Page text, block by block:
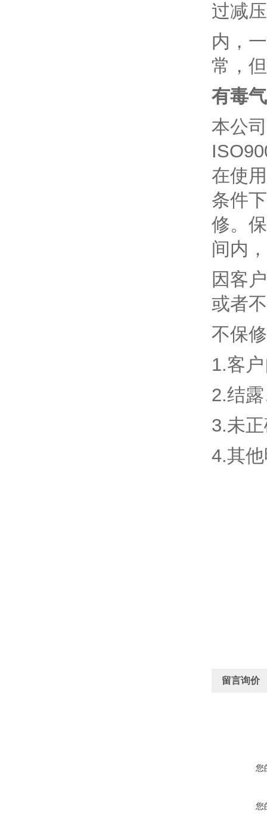
过减
内，
常，
有毒
本公
在使
条件
修。
间内
因客
或者
不保
1.客
2.结
3.未
4.其
留言询价
您
您